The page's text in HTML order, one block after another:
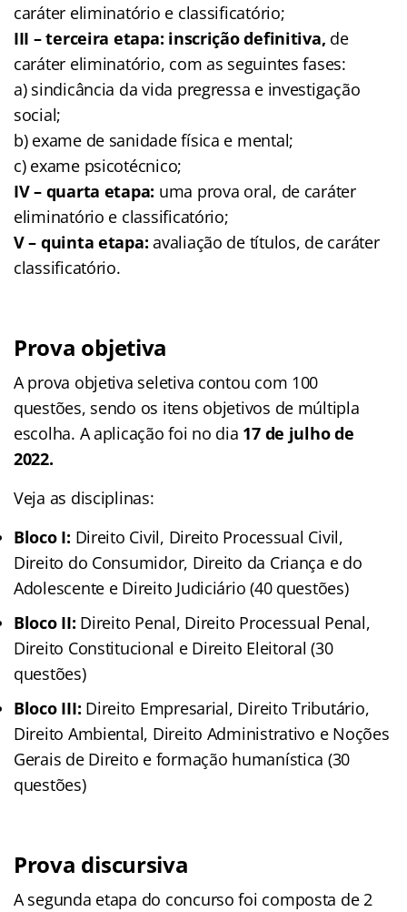
caráter eliminatório e classificatório;
III – terceira etapa: inscrição definitiva, de
caráter eliminatório, com as seguintes fases:
a) sindicância da vida pregressa e investigação
social;
b) exame de sanidade física e mental;
c) exame psicotécnico;
IV – quarta etapa: uma prova oral, de caráter
eliminatório e classificatório;
V – quinta etapa:avaliação de títulos, de caráter
classificatório.
Prova objetiva
A prova objetiva seletiva contou com 100
questões, sendo os itens objetivos de múltipla
escolha. A aplicação foi no dia 17 de julho de
2022.
Veja as disciplinas:
Bloco I: Direito Civil, Direito Processual Civil,
Direito do Consumidor, Direito da Criança e do
Adolescente e Direito Judiciário (40 questões)
Bloco II: Direito Penal, Direito Processual Penal,
Direito Constitucional e Direito Eleitoral (30
questões)
Bloco III: Direito Empresarial, Direito Tributário,
Direito Ambiental, Direito Administrativo e Noções
Gerais de Direito e formação humanística (30
questões)
Prova discursiva
A segunda etapa do concurso foi composta de 2